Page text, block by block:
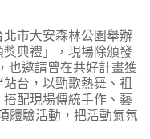
北市大安森林公園舉辦
獎典禮」，現場除頒發
也邀請曾在共好計畫獲
台，以勁歌熱舞、祖
配現場傳統手作、藝
體驗活動，把活動氣氛